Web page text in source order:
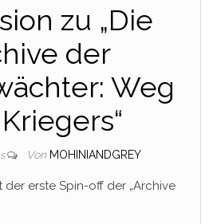
zu „Die
der
Weg
Von MOHINIANDGREY
der erste Spin-off der „Archive